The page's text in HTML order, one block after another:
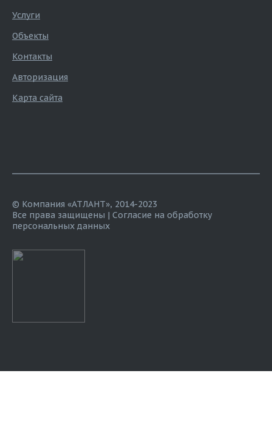
Услуги
Объекты
Контакты
Авторизация
Карта сайта
© Компания «АТЛАНТ», 2014-2023
Все права защищены | Согласие на обработку
персональных данных